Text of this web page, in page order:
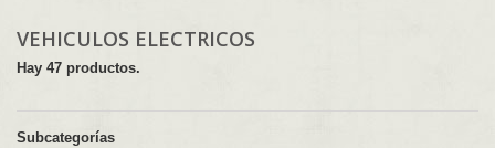
VEHICULOS ELECTRICOS
Hay 47 productos.
Subcategorías